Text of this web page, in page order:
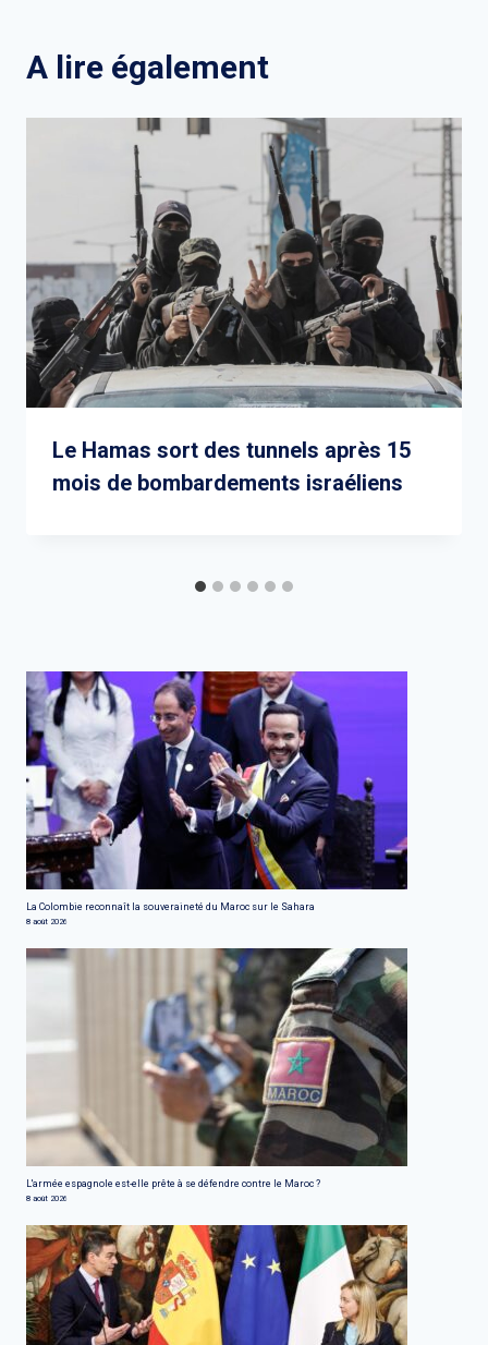
A lire également
Le Hamas sort des tunnels après 15
mois de bombardements israéliens
La Colombie reconnaît la souveraineté du Maroc sur le Sahara
8 août 2026
L'armée espagnole est-elle prête à se défendre contre le Maroc ?
8 août 2026